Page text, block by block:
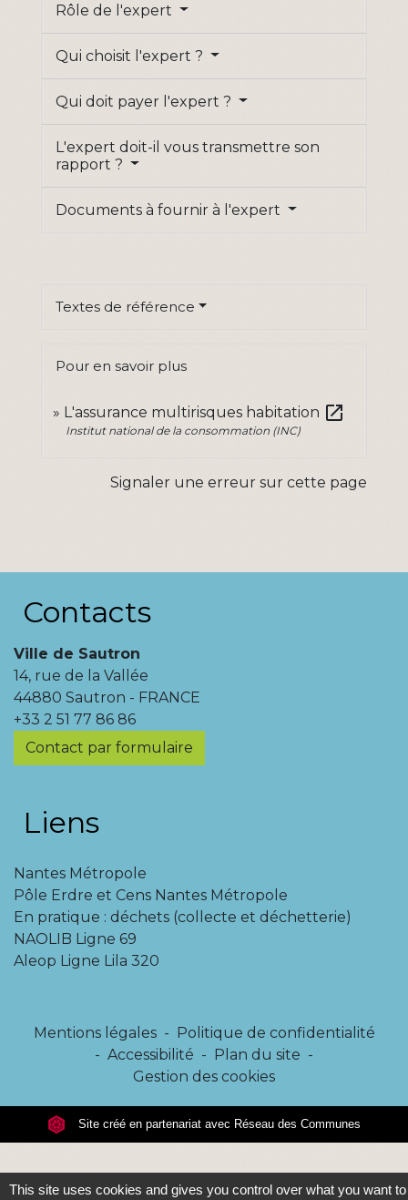
Rôle de l'expert
Qui choisit l'expert ?
Qui doit payer l'expert ?
L'expert doit-il vous transmettre son
rapport ?
Documents à fournir à l'expert
Textes de référence
Pour en savoir plus
L'assurance multirisques habitation open_in_new
Institut national de la consommation (INC)
Signaler une erreur sur cette page
Contacts
Ville de Sautron
14, rue de la Vallée
44880 Sautron - FRANCE
+33 2 51 77 86 86
Contact par formulaire
Liens
Nantes Métropole
Pôle Erdre et Cens Nantes Métropole
En pratique : déchets (collecte et déchetterie)
NAOLIB Ligne 69
Aleop Ligne Lila 320
Mentions légales -
Politique de confidentialité
- Accessibilité - Plan du site -
Gestion des cookies
Site créé en partenariat avec Réseau des Communes
This site uses cookies and gives you control over what you want to